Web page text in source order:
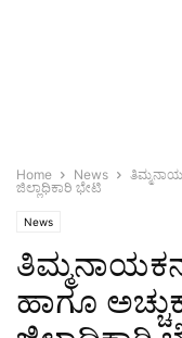
Home News
ಜಿಲ್ಲಾಧಿಕಾರಿ ಭೇಟಿ
News
ಹಾಗೂ